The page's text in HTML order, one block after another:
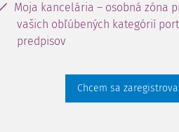
Moja kancelária – osobná zóna
vašich obľúbených kategórií
predpisov
Chcem sa